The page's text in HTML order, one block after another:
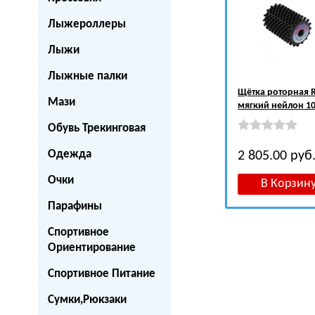
Лыжероллеры
Лыжи
Лыжные палки
Мази
Обувь Трекинговая
Одежда
Очки
Парафины
Спортивное
Ориентирование
Спортивное Питание
Сумки,Рюкзаки
Щётка роторная
мягкий нейлон
2 805.00 руб.